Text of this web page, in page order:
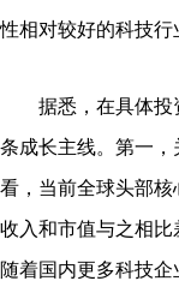
性相对较好的科技
据悉，在具体投资
条成长主线。第一
看，当前全球头部
收入和市值与之相
随着国内更多科技